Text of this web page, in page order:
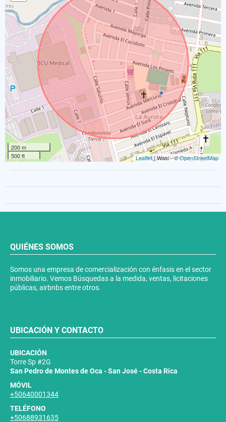
200 m
500 ft
Leaflet| Wasi - ©OpenStreetMap
QUIÉNES SOMOS
Somos una empresa de comercialización con énfasis en el sector
inmobiliario. Vemos Búsquedas a la medida, ventas, licitaciones
públicas, airbnbs entre otros.
UBICACIÓN Y CONTACTO
UBICACIÓN
Torre Sp #2G
San Pedro de Montes de Oca - San José - Costa Rica
MÓVIL
+50640001344
TELÉFONO
+50688931635